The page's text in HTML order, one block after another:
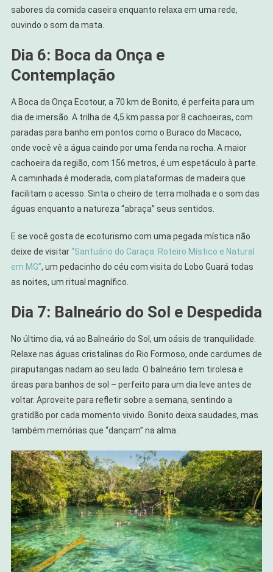
sabores da comida caseira enquanto relaxa em uma rede,
ouvindo o som da mata.
Dia 6: Boca da Onça e
Contemplação
A Boca da Onça Ecotour, a 70 km de Bonito, é perfeita para um
dia de imersão. A trilha de 4,5 km passa por 8 cachoeiras, com
paradas para banho em pontos como o Buraco do Macaco,
onde você vê a água caindo por uma fenda na rocha. A maior
cachoeira da região, com 156 metros, é um espetáculo à parte.
A caminhada é moderada, com plataformas de madeira que
facilitam o acesso. Sinta o cheiro de terra molhada e o som das
águas enquanto a natureza “abraça” seus sentidos.
E se você gosta de ecoturismo com uma pegada mística não
deixe de visitar“Santuário do Caraça: Roteiro Místico e Natural
em MG”, um pedacinho do céu com visita do Lobo Guará todas
as noites, um ritual magnífico.
Dia 7: Balneário do Sol e Despedida
No último dia, vá ao Balneário do Sol, um oásis de tranquilidade.
Relaxe nas águas cristalinas do Rio Formoso, onde cardumes de
piraputangas nadam ao seu lado. O balneário tem tirolesa e
áreas para banhos de sol – perfeito para um dia leve antes de
voltar. Aproveite para refletir sobre a semana, sentindo a
gratidão por cada momento vivido. Bonito deixa saudades, mas
também memórias que “dançam” na alma.